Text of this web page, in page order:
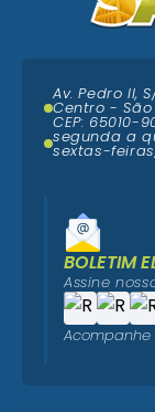
Av. Pedro II,
Centro - São
CEP: 65010-
segunda a
sextas-
BOLETIM
Assine